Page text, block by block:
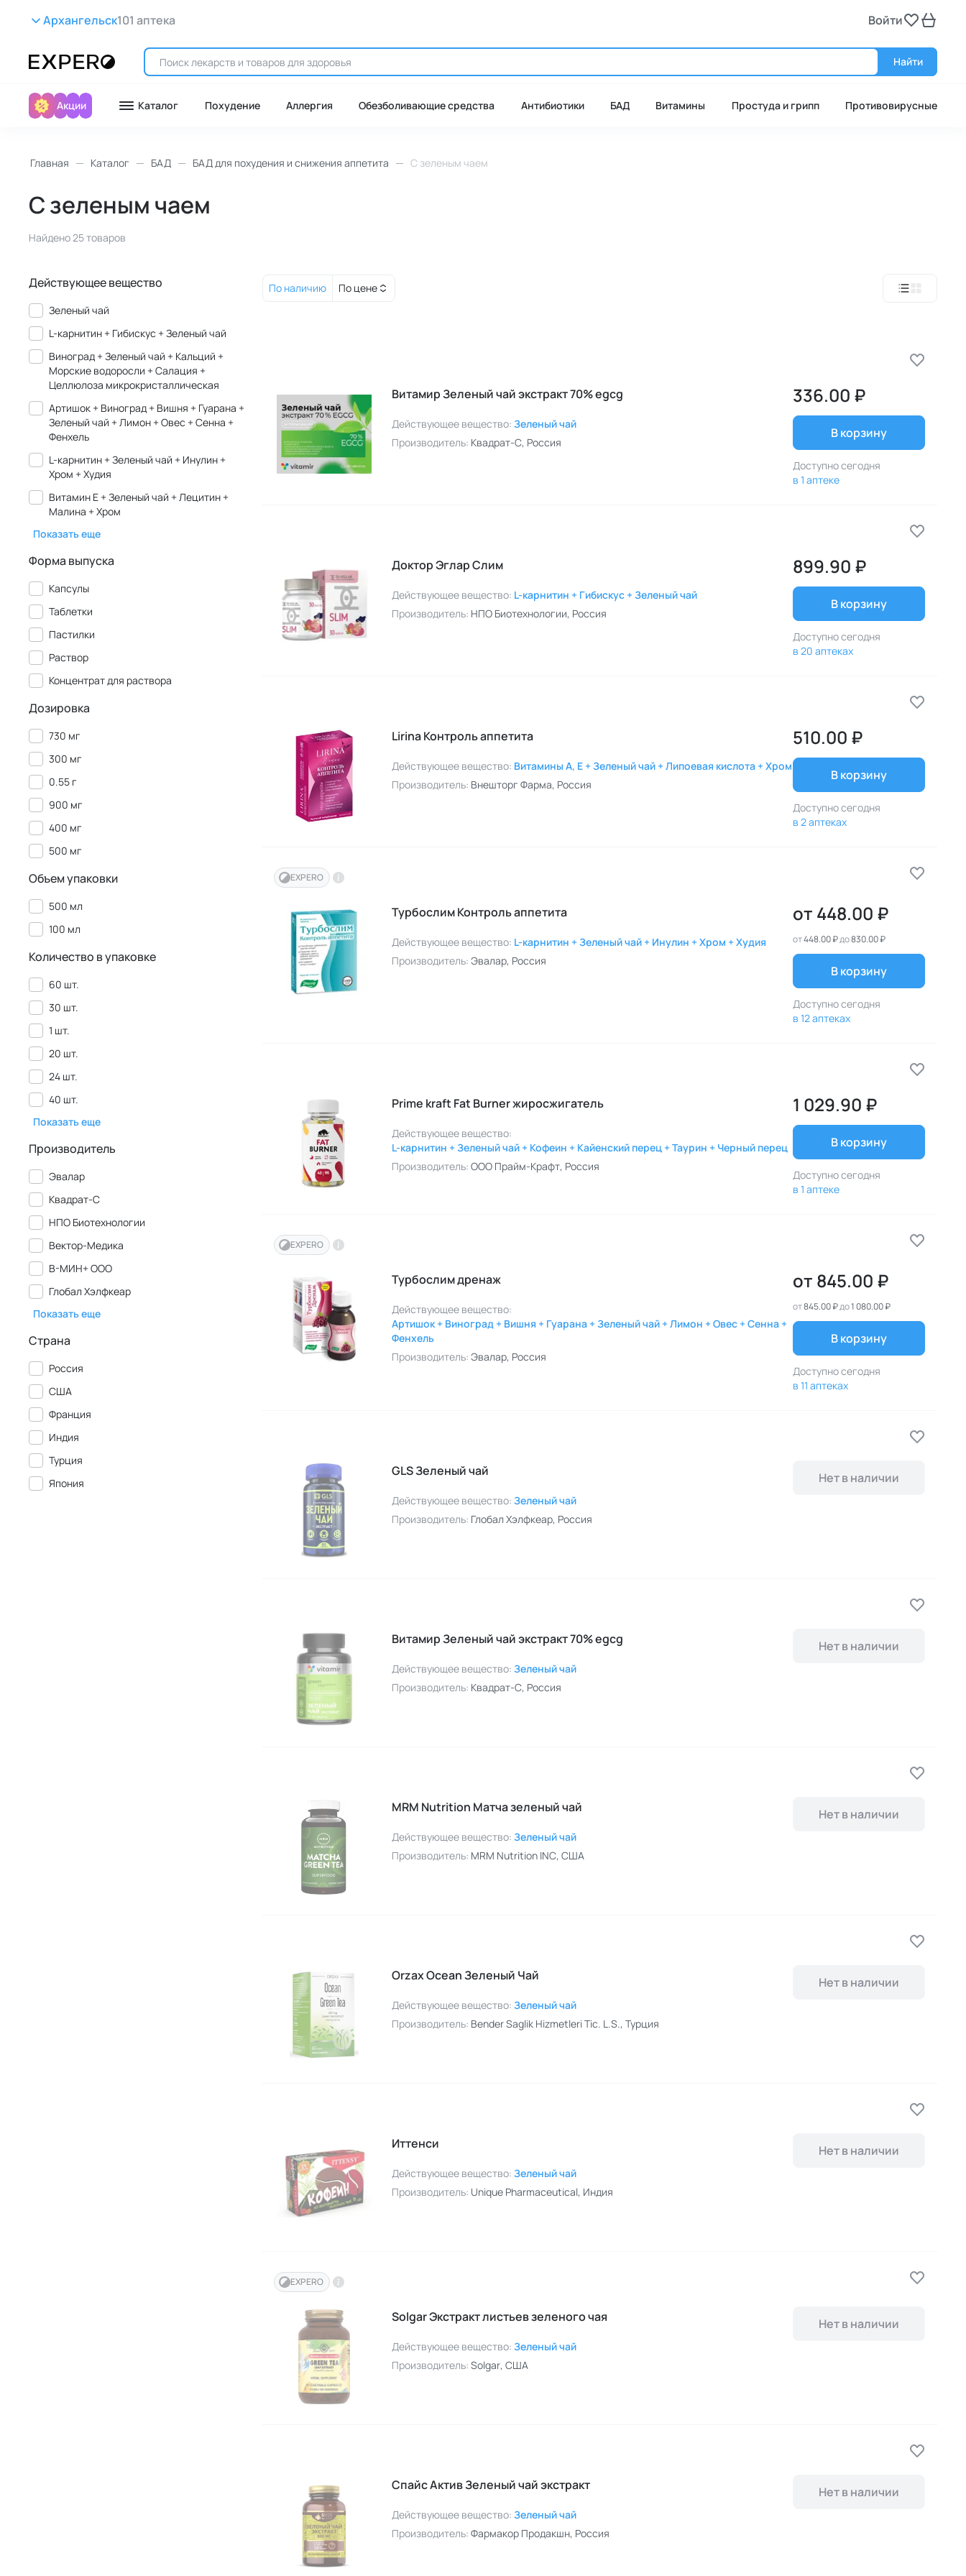
Архангельск101 аптека Войти
Найти
Акции Каталог Похудение Аллергия Обезболивающие средства Антибиотики БАД Витамины Простуда и грипп Противовирусные
Главная Каталог БАД БАД для похудения и снижения аппетита С зеленым чаем
С зеленым чаем
Найдено 25 товаров
Действующее вещество
Зеленый чай
L-карнитин + Гибискус + Зеленый чай
Виноград + Зеленый чай + Кальций +
Морские водоросли + Салация +
Целлюлоза микрокристаллическая
Артишок + Виноград + Вишня + Гуарана +
Зеленый чай + Лимон + Овес + Сенна +
Фенхель
L-карнитин + Зеленый чай + Инулин +
Хром + Худия
Витамин E + Зеленый чай + Лецитин +
Малина + Хром
Показать еще
Форма выпуска
Капсулы
Таблетки
Пастилки
Раствор
Концентрат для раствора
Дозировка
730 мг
300 мг
0.55 г
900 мг
400 мг
500 мг
Объем упаковки
500 мл
100 мл
Количество в упаковке
60 шт.
30 шт.
1 шт.
20 шт.
24 шт.
40 шт.
Показать еще
Производитель
Эвалар
Квадрат-С
НПО Биотехнологии
Вектор-Медика
В-МИН+ ООО
Глобал Хэлфкеар
Показать еще
Страна
Россия
США
Франция
Индия
Турция
Япония
По наличию По цене
Витамир Зеленый чай экстракт 70% egcg
Действующее вещество: Зеленый чай
Производитель: Квадрат-С, Россия
336.00 ₽
В корзину
Доступно сегодня
в 1 аптеке
Доктор Эглар Слим
Действующее вещество: L-карнитин + Гибискус + Зеленый чай
Производитель: НПО Биотехнологии, Россия
899.90 ₽
В корзину
Доступно сегодня
в 20 аптеках
Lirina Контроль аппетита
Действующее вещество: Витамины A, E + Зеленый чай + Липоевая кислота + Хром
Производитель: Внешторг Фарма, Россия
510.00 ₽
В корзину
Доступно сегодня
в 2 аптеках
EXPERO
Турбослим Контроль аппетита
Действующее вещество: L-карнитин + Зеленый чай + Инулин + Хром + Худия
Производитель: Эвалар, Россия
от 448.00 ₽
от448.00 ₽до830.00 ₽
В корзину
Доступно сегодня
в 12 аптеках
Prime kraft Fat Burner жиросжигатель
Действующее вещество:
L-карнитин + Зеленый чай + Кофеин + Кайенский перец + Таурин + Черный перец
Производитель: ООО Прайм-Крафт, Россия
1 029.90 ₽
В корзину
Доступно сегодня
в 1 аптеке
EXPERO
Турбослим дренаж
Действующее вещество:
Артишок + Виноград + Вишня + Гуарана + Зеленый чай + Лимон + Овес + Сенна +
Фенхель
Производитель: Эвалар, Россия
от 845.00 ₽
от845.00 ₽до1 080.00 ₽
В корзину
Доступно сегодня
в 11 аптеках
GLS Зеленый чай
Действующее вещество: Зеленый чай
Производитель: Глобал Хэлфкеар, Россия
Нет в наличии
Витамир Зеленый чай экстракт 70% egcg
Действующее вещество: Зеленый чай
Производитель: Квадрат-С, Россия
Нет в наличии
MRM Nutrition Матча зеленый чай
Действующее вещество: Зеленый чай
Производитель: MRM Nutrition INC, США
Нет в наличии
Orzax Ocean Зеленый Чай
Действующее вещество: Зеленый чай
Производитель: Bender Saglik Hizmetleri Tic. L.S., Турция
Нет в наличии
Иттенси
Действующее вещество: Зеленый чай
Производитель: Unique Pharmaceutical, Индия
Нет в наличии
EXPERO
Solgar Экстракт листьев зеленого чая
Действующее вещество: Зеленый чай
Производитель: Solgar, США
Нет в наличии
Спайс Актив Зеленый чай экстракт
Действующее вещество: Зеленый чай
Производитель: Фармакор Продакшн, Россия
Нет в наличии